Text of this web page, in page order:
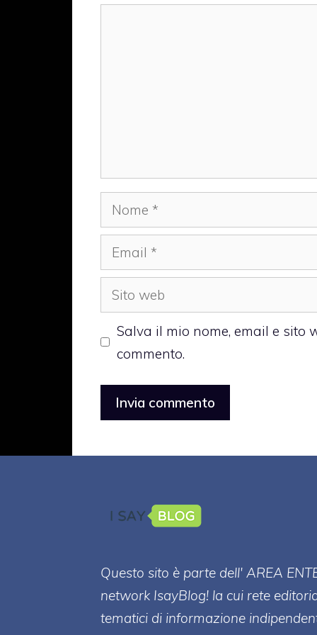
Nome
Email
Sito
web
Salva il mio nome, email e sito
commento.
Questo sito è parte dell' AREA
network IsayBlog! la cui rete
tematici di informazione